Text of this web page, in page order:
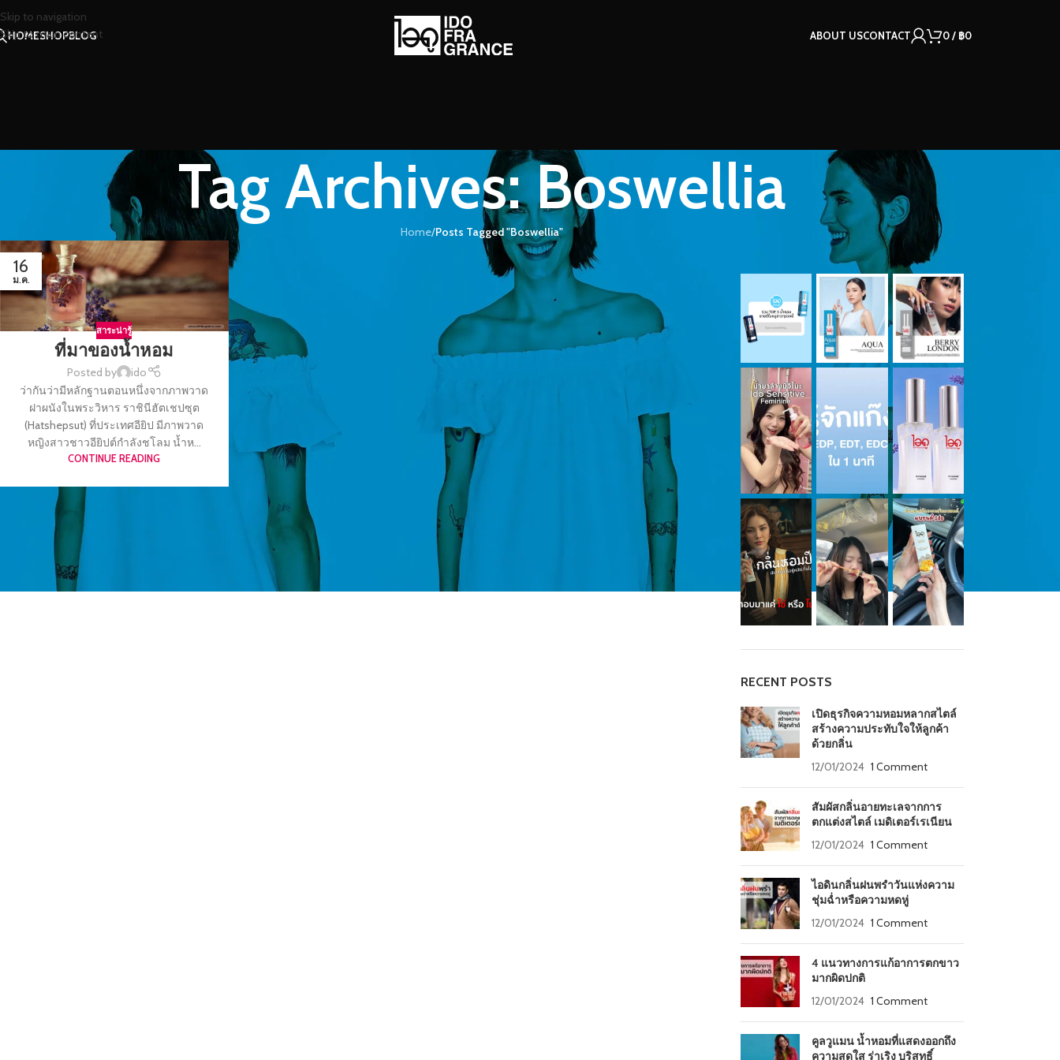
Skip to navigation
Skip to main content
HOMESHOPBLOG ABOUT USCONTACT 0/ ฿0
Tag Archives: Boswellia
Home/Posts Tagged "Boswellia"
16
ม.ค.
สาระน่ารู้
ที่มาของน้ำหอม
Posted by
ido
ว่ากันว่ามีหลักฐานตอนหนึ่งจากภาพวาด
ฝาผนังในพระวิหาร ราชินีฮัตเชปซุต
(Hatshepsut) ที่ประเทศอียิป มีภาพวาด
หญิงสาวชาวอียิปต์กำลังชโลม น้ำห...
CONTINUE READING
OUR INSTAGRAM
RECENT POSTS
เปิดธุรกิจความหอมหลากสไตล์
สร้างความประทับใจให้ลูกค้า
ด้วยกลิ่น
12/01/2024 1 Comment
สัมผัสกลิ่นอายทะเลจากการ
ตกแต่งสไตล์ เมดิเตอร์เรเนียน
12/01/2024 1 Comment
ไอดินกลิ่นฝนพรำวันแห่งความ
ชุ่มฉ่ำหรือความหดหู่
12/01/2024 1 Comment
4 แนวทางการแก้อาการตกขาว
มากผิดปกติ
12/01/2024 1 Comment
คูลวูแมน น้ำหอมที่แสดงออกถึง
ความสดใส ร่าเริง บริสุทธิ์